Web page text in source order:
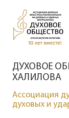
ДУХОВОЕ
ХАЛИЛОВА
Ассоциация
духовых и